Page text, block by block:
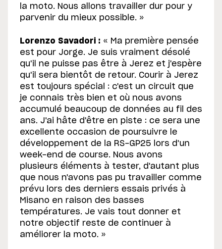
la moto. Nous allons travailler dur pour y
parvenir du mieux possible. »
Lorenzo Savadori : « Ma première pensée
est pour Jorge. Je suis vraiment désolé
qu'il ne puisse pas être à Jerez et j'espère
qu'il sera bientôt de retour. Courir à Jerez
est toujours spécial : c'est un circuit que
je connais très bien et où nous avons
accumulé beaucoup de données au fil des
ans. J'ai hâte d'être en piste : ce sera une
excellente occasion de poursuivre le
développement de la RS-GP25 lors d'un
week-end de course. Nous avons
plusieurs éléments à tester, d'autant plus
que nous n'avons pas pu travailler comme
prévu lors des derniers essais privés à
Misano en raison des basses
températures. Je vais tout donner et
notre objectif reste de continuer à
améliorer la moto. »